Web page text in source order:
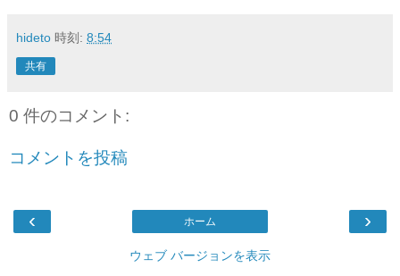
hideto 時刻: 8:54
共有
0 件のコメント:
コメントを投稿
‹ ›
ホーム
ウェブ バージョンを表示